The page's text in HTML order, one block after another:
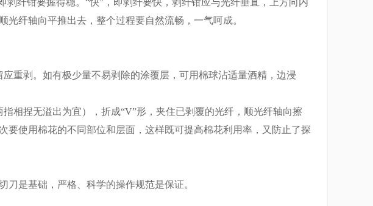
纤钳要握得稳。“快”，即剥纤要快，剥纤钳应与光纤垂直，上方向内
纤轴向平推出去，整个过程要自然流畅，一气呵成。
剥。如有极少量不易剥除的涂覆层，可用棉球沾适量酒精，边浸
捏无溢出为宜），折成“V”形，夹住已剥覆的光纤，顺光纤轴向擦
要使用棉花的不同部位和层面，这样既可提高棉花利用率，又防止了探
是基础，严格、科学的操作规范是保证。